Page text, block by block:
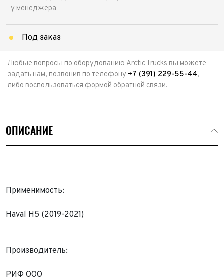
у менеджера
Под заказ
Любые вопросы по оборудованию Arctic Trucks вы можете
задать нам, позвонив по телефону +7 (391) 229-55-44,
либо воспользоваться формой обратной связи.
ОПИСАНИЕ
Применимость:
Haval H5 (2019-2021)
Производитель:
РИФ ООО
Обратная связь
ФИО*